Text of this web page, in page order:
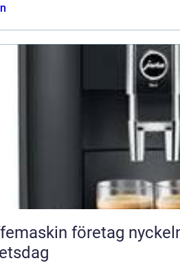
företag nyckeln till en bättre